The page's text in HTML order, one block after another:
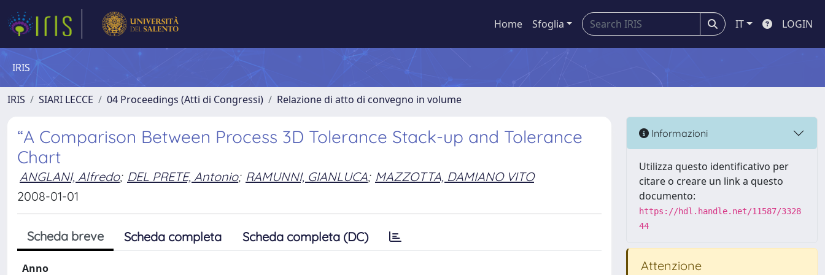
Home Sfoglia IT LOGIN
IRIS
IRIS SIARI LECCE 04 Proceedings (Atti di Congressi) Relazione di atto di convegno in volume
“A Comparison Between Process 3D Tolerance Stack-up and Tolerance
Chart
ANGLANI, Alfredo; DEL PRETE, Antonio; RAMUNNI, GIANLUCA; MAZZOTTA, DAMIANO VITO
2008-01-01
Scheda breve Scheda completa Scheda completa (DC)
Anno
Informazioni
Utilizza questo identificativo per
citare o creare un link a questo
documento:
https://hdl.handle.net/11587/3328
44
Attenzione